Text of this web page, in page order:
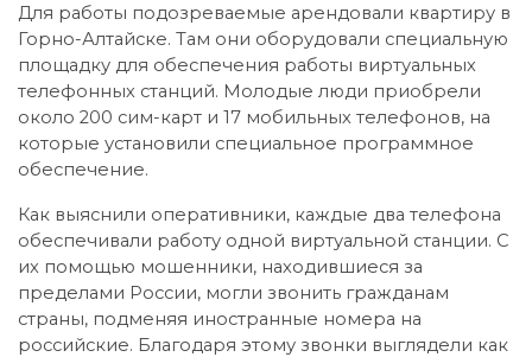
Для работы подозреваемые арендовали квартиру в
Горно-Алтайске. Там они оборудовали специальную
площадку для обеспечения работы виртуальных
телефонных станций. Молодые люди приобрели
около 200 сим-карт и 17 мобильных телефонов, на
которые установили специальное программное
обеспечение.
Как выяснили оперативники, каждые два телефона
обеспечивали работу одной виртуальной станции. С
их помощью мошенники, находившиеся за
пределами России, могли звонить гражданам
страны, подменяя иностранные номера на
российские. Благодаря этому звонки выглядели как